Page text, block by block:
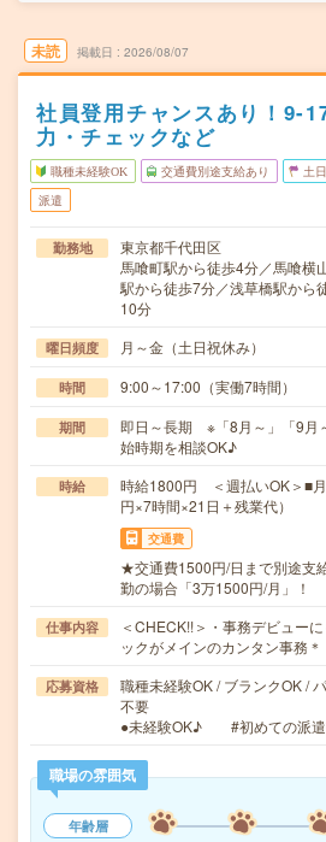
未読 掲載日 2026/08/07
社員登用チャンスあり！9-
力・チェックなど
職種未経験OK 交通費別途支給あり 土
派遣
勤務地
東京都千代田区
馬喰町駅から徒歩4分／馬喰横
駅から徒歩7分／浅草橋駅から
10分
曜日頻度 月～金（土日祝休み）
時間 9:00～17:00（実働7時間）
期間
即日～長期 ※「8月～」「9月
始時期を相談OK♪
時給
時給1800円 ＜週払いOK＞■
円×7時間×21日＋残業代）
交通費
★交通費1500円/日まで別途支
勤の場合「3万1500円/月」！
仕事内容
＜CHECK!!＞・事務デビュー
ックがメインのカンタン事務
応募資格
職種未経験OK / ブランクOK /
不要
●未経験OK♪ #初めての派遣
職場の雰囲気
年齢層